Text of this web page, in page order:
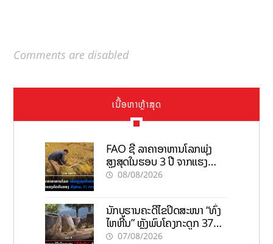
Comments are disabled
ເນື້ອຫາຫຼ້າສຸດ
FAO ຊີ້ ລາຄາອາຫານໂລກພຸ່ງ
ສູງສຸດໃນຮອບ 3 ປີ ຈາກແຮງ
ກົດດັນຂອງສົງຄາມ, El nino
08/08/2026
ນັກບູຮານຄະດີໄຂປິດສະໜາ “ທົ່ງ
ໄຫຫີນ” ຫຼັງພົບໂຄງກະດູກ 37
ຄົນໃນຫີນຍັກ
07/08/2026